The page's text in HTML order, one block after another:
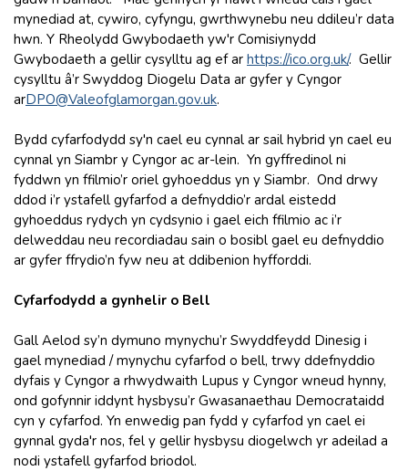
mynediad at, cywiro, cyfyngu, gwrthwynebu neu ddileu’r data
hwn. Y Rheolydd Gwybodaeth yw'r Comisiynydd
Gwybodaeth a gellir cysylltu ag ef ar https://ico.org.uk/. Gellir
cysylltu â’r Swyddog Diogelu Data ar gyfer y Cyngor
arDPO@Valeofglamorgan.gov.uk.
Bydd cyfarfodydd sy'n cael eu cynnal ar sail hybrid yn cael eu
cynnal yn Siambr y Cyngor ac ar-lein. Yn gyffredinol ni
fyddwn yn ffilmio’r oriel gyhoeddus yn y Siambr. Ond drwy
ddod i’r ystafell gyfarfod a defnyddio’r ardal eistedd
gyhoeddus rydych yn cydsynio i gael eich ffilmio ac i’r
delweddau neu recordiadau sain o bosibl gael eu defnyddio
ar gyfer ffrydio’n fyw neu at ddibenion hyfforddi.
Cyfarfodydd a gynhelir o Bell
Gall Aelod sy’n dymuno mynychu’r Swyddfeydd Dinesig i
gael mynediad / mynychu cyfarfod o bell, trwy ddefnyddio
dyfais y Cyngor a rhwydwaith Lupus y Cyngor wneud hynny,
ond gofynnir iddynt hysbysu’r Gwasanaethau Democrataidd
cyn y cyfarfod. Yn enwedig pan fydd y cyfarfod yn cael ei
gynnal gyda'r nos, fel y gellir hysbysu diogelwch yr adeilad a
nodi ystafell gyfarfod briodol.